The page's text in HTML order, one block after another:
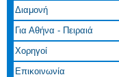
Διαμονή
Για Αθήνα - Πειραιά
Χορηγοί
Επικοινωνία